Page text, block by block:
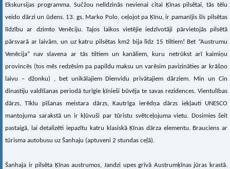
Ekskursijas programma. Sučžou nelīdzinās nevienai citai Ķīnas pilsētai, tās tēlu
veido dārzi un ūdens. 13. gs. Marko Polo, ceļojot pa Ķīnu, ir pamanījis šīs pilsētas
līdzību ar dzimto Venēciju. Tajos laikos vietējie iedzīvotāji pārvietojās pilsētā
pārsvarā ar laivām, un uz katru pilsētas km2 bija līdz 15 tiltiem! Bet “Austrumu
Venēcija” nav slavena ar tās tiltiem un kanāliem, kuru netrūkst arī kaimiņu
provincēs (tos mēs redzēsim pa papildu maksu un varēsim pavizināties ar krāšņo
laivu – džonku) , bet unikālajiem Dienvidu privātajiem dārziem. Min un Cin
dinastiju valdīšanas periodā turīgie ķīnieši būvēja te savas rezidences. Vientulības
dārzs, Tīklu pīšanas meistara dārzs, Kautrīga ierēdņa dārzs iekļauti UNESCO
mantojuma sarakstā un ir kļūvuši par tūristu svētceļojuma vietu. Dosimies šeit
pastaigā, lai detalizēti iepazītu katru klasiskā Ķīnas dārza elementu. Brauciens ar
tūrisma autobusu uz Šanhaju (aptuveni 2 stundas ceļā).
Šanhaja ir pilsēta Ķīnas austrumos, Jandzi upes grīvā Austrumķīnas jūras krastā.